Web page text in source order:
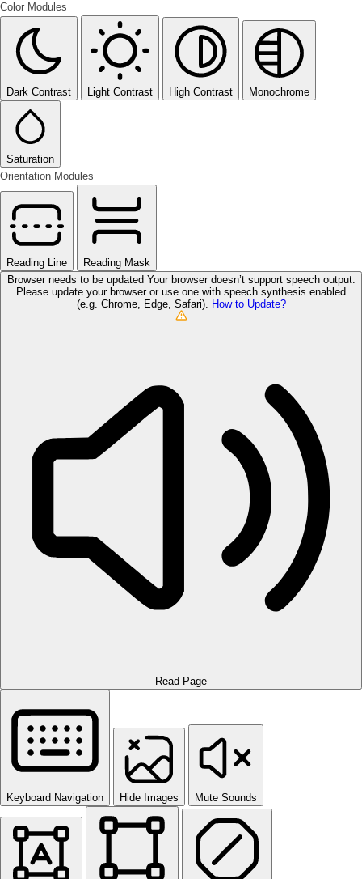
Color Modules
Dark Contrast Light Contrast High Contrast Monochrome
Saturation
Orientation Modules
Reading Line
Reading Mask
Browser needs to be updated Your browser doesn’t support speech output.
Please update your browser or use one with speech synthesis enabled
(e.g. Chrome, Edge, Safari). How to Update?
Read Page
Keyboard Navigation Hide Images Mute Sounds